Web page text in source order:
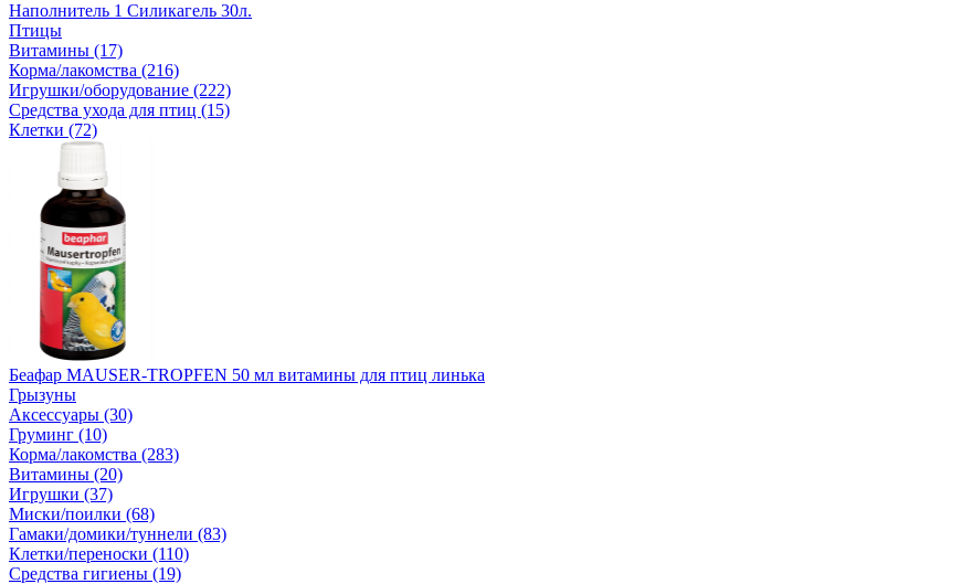
Наполнитель 1 Силикагель 30л.
Птицы
Витамины (17)
Корма/лакомства (216)
Игрушки/оборудование (222)
Средства ухода для птиц (15)
Клетки (72)
Беафар MAUSER-TROPFEN 50 мл витамины для птиц линька
Грызуны
Аксессуары (30)
Груминг (10)
Корма/лакомства (283)
Витамины (20)
Игрушки (37)
Миски/поилки (68)
Гамаки/домики/туннели (83)
Клетки/переноски (110)
Средства гигиены (19)